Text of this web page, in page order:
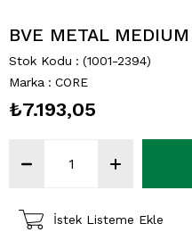
BVE METAL
Stok Kodu
(1001-2394)
Marka : CORE
₺7.193,05
İstek Listeme Ekle